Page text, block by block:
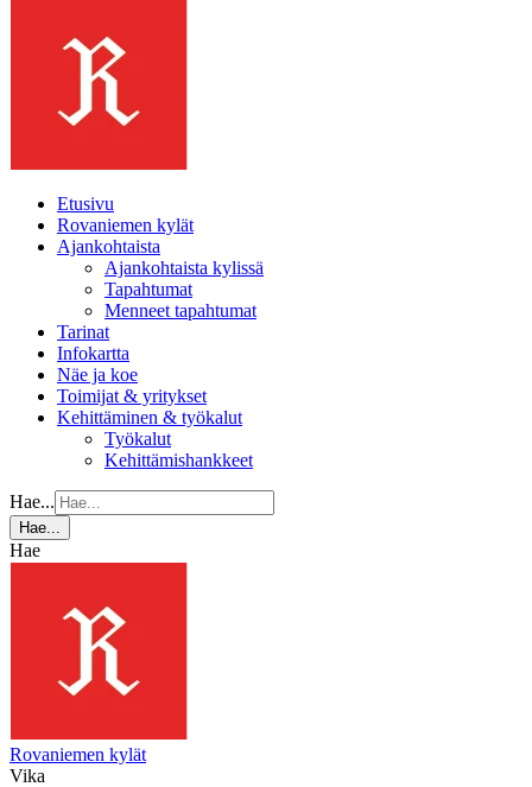
Etusivu
Rovaniemen kylät
Ajankohtaista
Ajankohtaista kylissä
Tapahtumat
Menneet tapahtumat
Tarinat
Infokartta
Näe ja koe
Toimijat & yritykset
Kehittäminen & työkalut
Työkalut
Kehittämishankkeet
Hae...
Hae...
Hae
Rovaniemen kylät
Vika